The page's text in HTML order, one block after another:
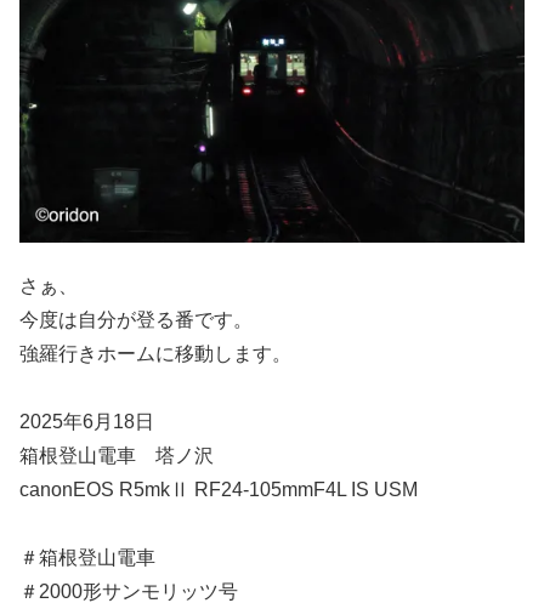
さぁ、
今度は自分が登る番です。
強羅行きホームに移動します。
2025年6月18日
箱根登山電車 塔ノ沢
canonEOS R5mkⅡ RF24-105mmF4L IS USM
＃箱根登山電車
＃2000形サンモリッツ号